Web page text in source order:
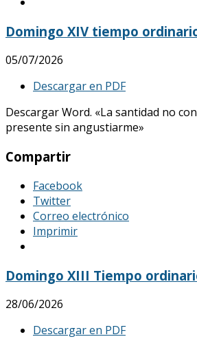
Domingo XIV tiempo
05/07/2026
Descargar en PDF
Descargar Word. «La santidad no
presente sin angustiarme»
Compartir
Facebook
Twitter
Correo electrónico
Imprimir
Domingo XIII Tiempo
28/06/2026
Descargar en PDF